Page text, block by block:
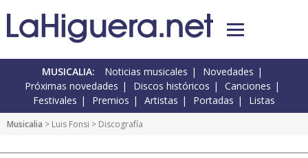
MUSICALIA: Noticias musicales
Novedades
Próximas novedades
Discos históricos
Canciones
Festivales
Premios Artistas Portadas Listas
Musicalia > Luis Fonsi > Discografía